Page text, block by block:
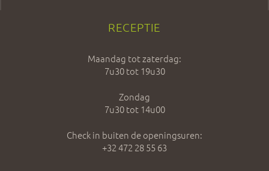
RECEPTIE
Maandag tot zaterdag:
7u30 tot 19u30
Zondag
7u30 tot 14u00
Check in buiten de openingsuren:
+32 472 28 55 63